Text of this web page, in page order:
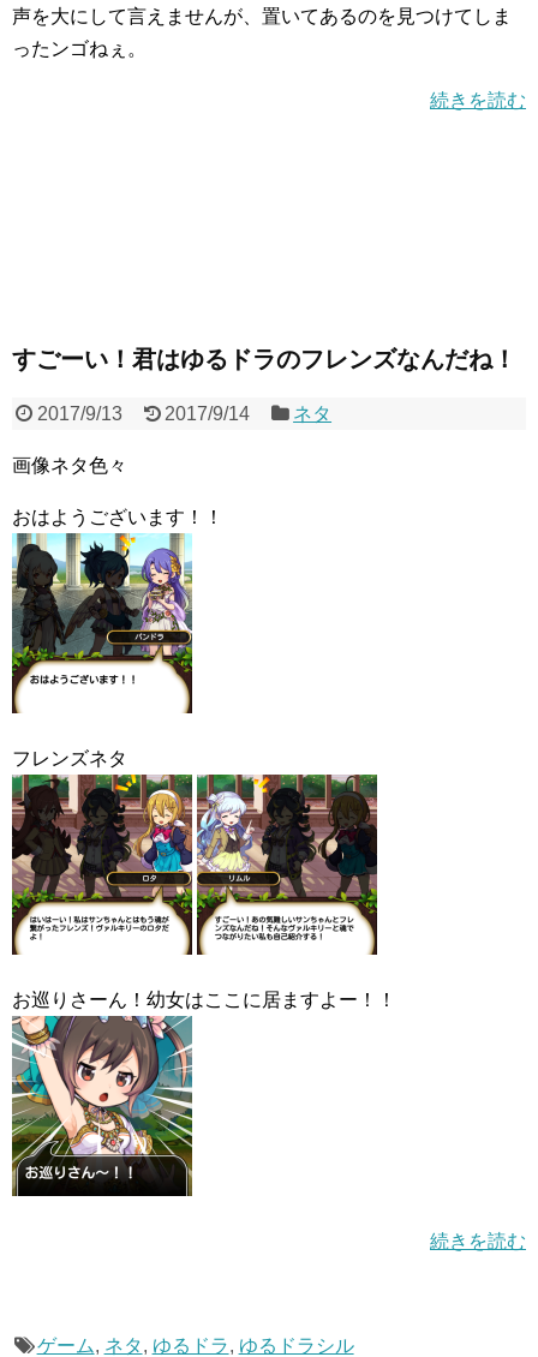
声を大にして言えませんが、置いてあるのを見つけてしま
ったンゴねぇ。
続きを読む
すごーい！君はゆるドラのフレンズなんだね！
2017/9/13 2017/9/14 ネタ
画像ネタ色々
おはようございます！！
フレンズネタ
お巡りさーん！幼女はここに居ますよー！！
続きを読む
ゲーム, ネタ, ゆるドラ, ゆるドラシル